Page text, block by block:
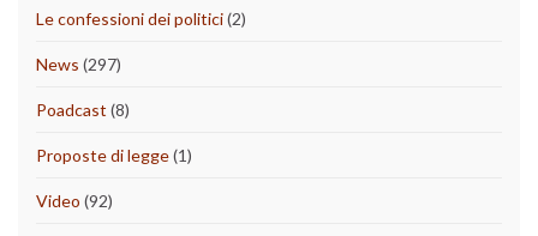
Le confessioni dei politici(2)
News (297)
Poadcast (8)
Proposte di legge(1)
Video (92)